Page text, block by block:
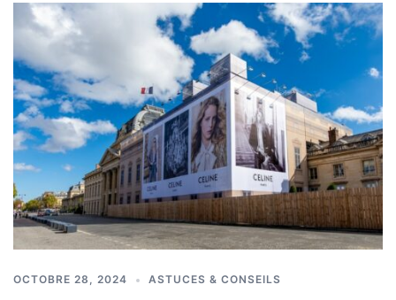
OCTOBRE 28, 2024 ASTUCES & CONSEILS